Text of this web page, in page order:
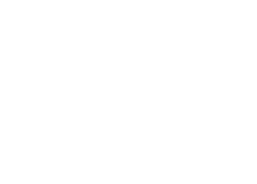
La Virgen lucirá en la
broches —uno de
regalado por la
la encargada de